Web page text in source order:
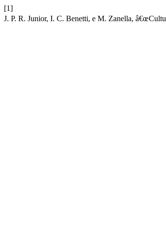
[1]
J. P. R. Junior, I. C. Benetti, e M. Zanella,